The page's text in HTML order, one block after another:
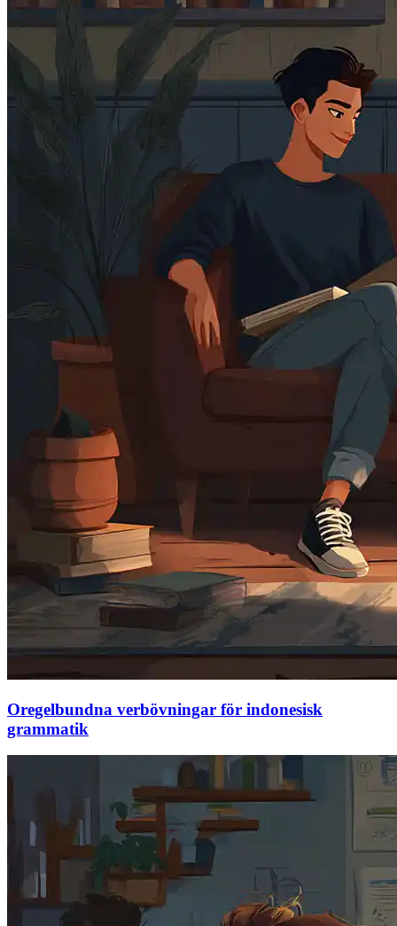
Oregelbundna verbövningar för indonesisk
grammatik